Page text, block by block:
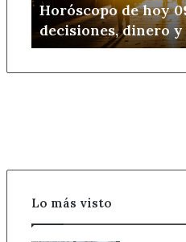
Horóscopo de hoy
decisiones, dinero y
Lo más visto